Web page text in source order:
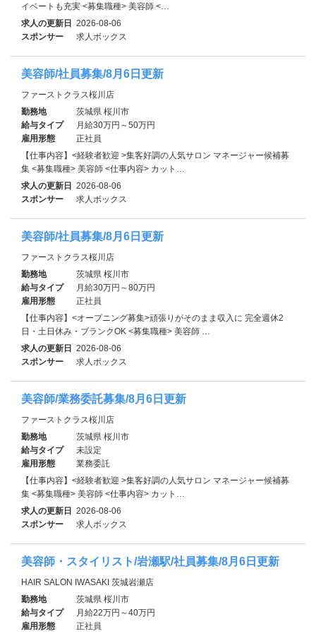
イベートも充実 <募集職種> 美容師 <…
求人の更新日 2026-08-06
スポンサー
求人ボックス
美容師/社員募集/8月6日更新
ファーストクラス桜川店
勤務地
茨城県 桜川市
給与タイプ
月給30万円～50万円
雇用形態
正社員
【仕事内容】<経験者歓迎 >集客好調の人気サロン マネージャー候補募
集 <募集職種> 美容師 <仕事内容> カット…
求人の更新日 2026-08-06
スポンサー
求人ボックス
美容師/社員募集/8月6日更新
ファーストクラス桜川店
勤務地
茨城県 桜川市
給与タイプ
月給30万円～80万円
雇用形態
正社員
【仕事内容】<オープニング募集>頑張りがそのまま収入に 完全週休2
日・土日休み・ブランクOK <募集職種> 美容師 …
求人の更新日 2026-08-06
スポンサー
求人ボックス
美容師/業務委託募集/8月6日更新
ファーストクラス桜川店
勤務地
茨城県 桜川市
給与タイプ
未設定
雇用形態
業務委託
【仕事内容】<経験者歓迎 >集客好調の人気サロン マネージャー候補募
集 <募集職種> 美容師 <仕事内容> カット…
求人の更新日 2026-08-06
スポンサー
求人ボックス
美容師・スタイリスト/岩瀬駅/社員募集/8月6日更新
HAIR SALON IWASAKI 茨城岩瀬店
勤務地
茨城県 桜川市
給与タイプ
月給22万円～40万円
雇用形態
正社員